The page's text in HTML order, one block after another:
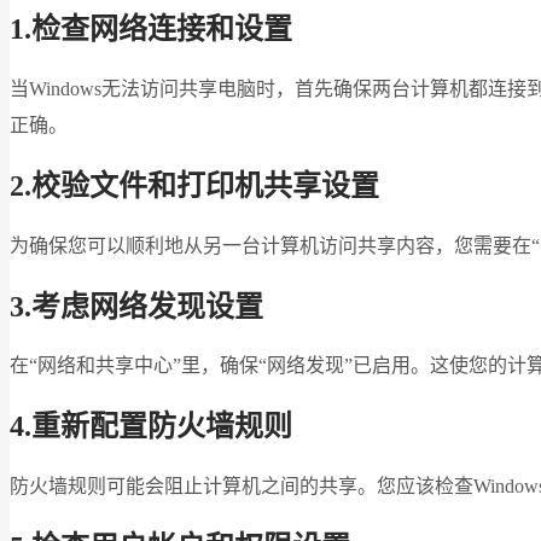
1.检查网络连接和设置
当Windows无法访问共享电脑时，首先确保两台计算机都连
正确。
2.校验文件和打印机共享设置
为确保您可以顺利地从另一台计算机访问共享内容，您需要
3.考虑网络发现设置
在“网络和共享中心”里，确保“网络发现”已启用。这使您的
4.重新配置防火墙规则
防火墙规则可能会阻止计算机之间的共享。您应该检查